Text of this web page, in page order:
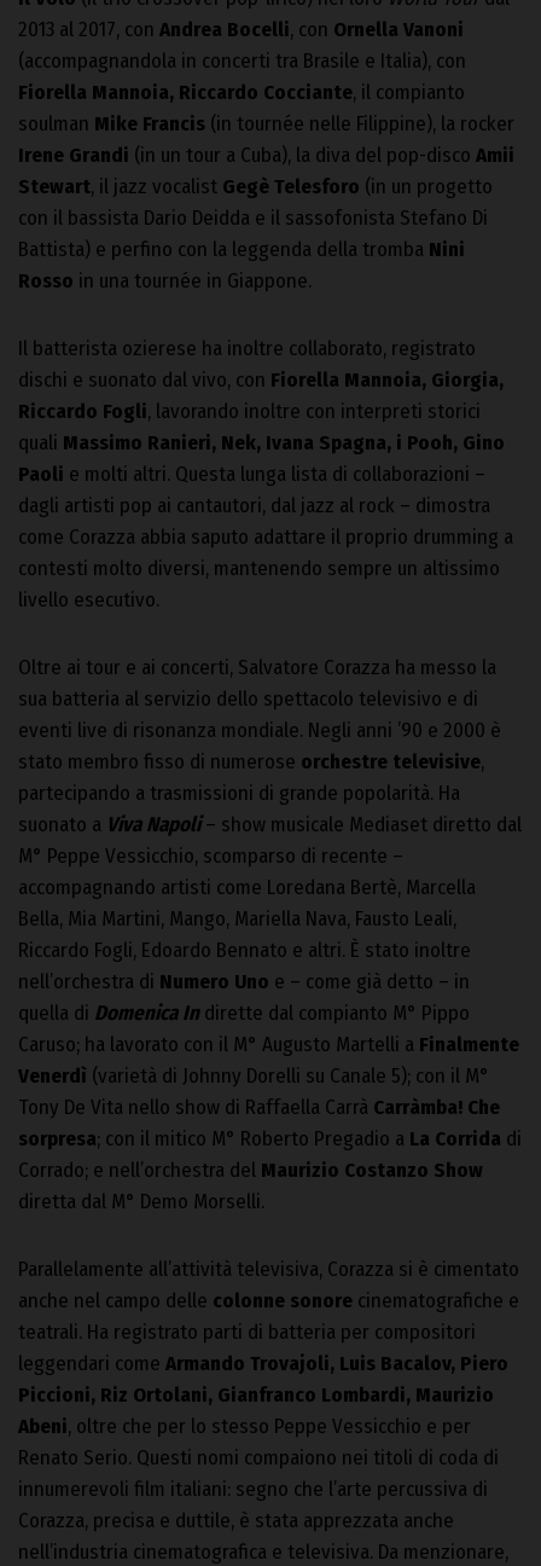
2013 al 2017, con Andrea Bocelli, con Ornella Vanoni
(accompagnandola in concerti tra Brasile e Italia), con
Fiorella Mannoia, Riccardo Cocciante, il compianto
soulman Mike Francis (in tournée nelle Filippine), la rocker
Irene Grandi (in un tour a Cuba), la diva del pop-disco Amii
Stewart, il jazz vocalist Gegè Telesforo (in un progetto
con il bassista Dario Deidda e il sassofonista Stefano Di
Battista) e perfino con la leggenda della tromba Nini
Rosso in una tournée in Giappone.
Il batterista ozierese ha inoltre collaborato, registrato
dischi e suonato dal vivo, con Fiorella Mannoia, Giorgia,
Riccardo Fogli, lavorando inoltre con interpreti storici
quali Massimo Ranieri, Nek, Ivana Spagna, i Pooh, Gino
Paoli e molti altri. Questa lunga lista di collaborazioni –
dagli artisti pop ai cantautori, dal jazz al rock – dimostra
come Corazza abbia saputo adattare il proprio drumming a
contesti molto diversi, mantenendo sempre un altissimo
livello esecutivo.
Oltre ai tour e ai concerti, Salvatore Corazza ha messo la
sua batteria al servizio dello spettacolo televisivo e di
eventi live di risonanza mondiale. Negli anni ’90 e 2000 è
stato membro fisso di numerose orchestre televisive,
partecipando a trasmissioni di grande popolarità. Ha
suonato a Viva Napoli – show musicale Mediaset diretto dal
M° Peppe Vessicchio, scomparso di recente –
accompagnando artisti come Loredana Bertè, Marcella
Bella, Mia Martini, Mango, Mariella Nava, Fausto Leali,
Riccardo Fogli, Edoardo Bennato e altri. È stato inoltre
nell’orchestra di Numero Uno e – come già detto – in
quella di Domenica Indirette dal compianto M° Pippo
Caruso; ha lavorato con il M° Augusto Martelli a Finalmente
Venerdì (varietà di Johnny Dorelli su Canale 5); con il M°
Tony De Vita nello show di Raffaella Carrà Carràmba! Che
sorpresa; con il mitico M° Roberto Pregadio a La Corrida di
Corrado; e nell’orchestra del Maurizio Costanzo Show
diretta dal M° Demo Morselli.
Parallelamente all’attività televisiva, Corazza si è cimentato
anche nel campo delle colonne sonore cinematografiche e
teatrali. Ha registrato parti di batteria per compositori
leggendari come Armando Trovajoli, Luis Bacalov, Piero
Piccioni, Riz Ortolani, Gianfranco Lombardi, Maurizio
Abeni, oltre che per lo stesso Peppe Vessicchio e per
Renato Serio. Questi nomi compaiono nei titoli di coda di
innumerevoli film italiani: segno che l’arte percussiva di
Corazza, precisa e duttile, è stata apprezzata anche
nell’industria cinematografica e televisiva. Da menzionare,